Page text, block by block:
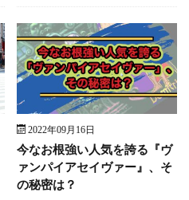
2022年09月16日
今なお根強い人気を誇る『ヴ
ァンパイアセイヴァー』、そ
の秘密は？